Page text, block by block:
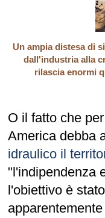
Un ampia distesa di
dall'industria alla
rilascia enormi
O il fatto che
America debba
idraulico il
"l'indipendenza
l'obiettivo è